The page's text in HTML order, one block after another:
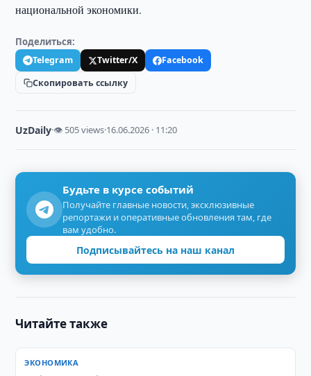
национальной экономики.
Поделиться:
Telegram Twitter/X
Facebook
Скопировать ссылку
UzDaily·👁 505 views·16.06.2026 · 11:20
Будьте в курсе событий
Получайте главные новости, эксклюзивные
репортажи и оперативные обновления там, где
вам удобно.
Подписывайтесь на наш канал
Читайте также
ЭКОНОМИКА